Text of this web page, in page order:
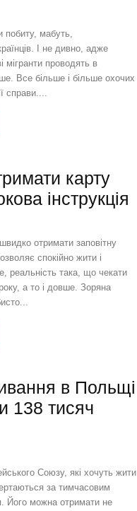
побиту, мабуть,
І не дивно, адже
мігранти проводять в
Все більше і більше охочих
справи....
карту
інструкція
отримати заповітну
спокійно жити і
реальність така, що чекати
а то і довше. Зоряна
в Польщі
138 тисяч
Союзу, які хочуть жити
за тимчасовим
Його можна отримати не